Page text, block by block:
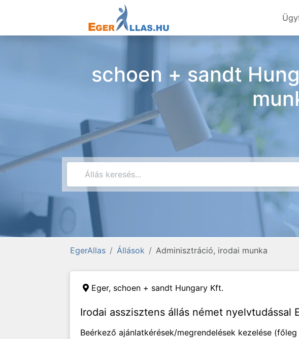
schoen + sandt
EgerAllas Állások Adminisztráció, irodai munka
Eger, schoen + sandt Hungary Kft.
Irodai asszisztens állás német nyelvtudással
Beérkező ajánlatkérések/megrendelések kezelése